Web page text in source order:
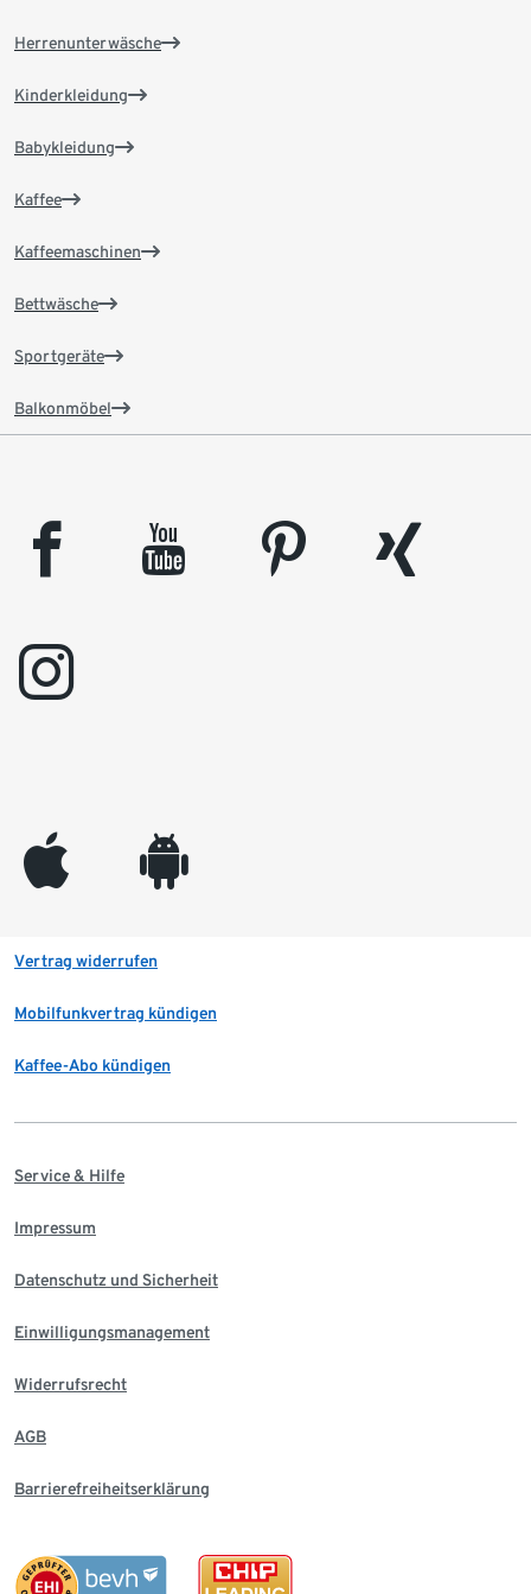
Herrenunterwäsche
Kinderkleidung
Babykleidung
Kaffee
Kaffeemaschinen
Bettwäsche
Sportgeräte
Balkonmöbel
facebook youtube pinterest
xing
instagram
appleinc android
Vertrag widerrufen
Mobilfunkvertrag kündigen
Kaffee-Abo kündigen
Service & Hilfe
Impressum
Datenschutz und Sicherheit
Einwilligungsmanagement
Widerrufsrecht
AGB
Barrierefreiheitserklärung